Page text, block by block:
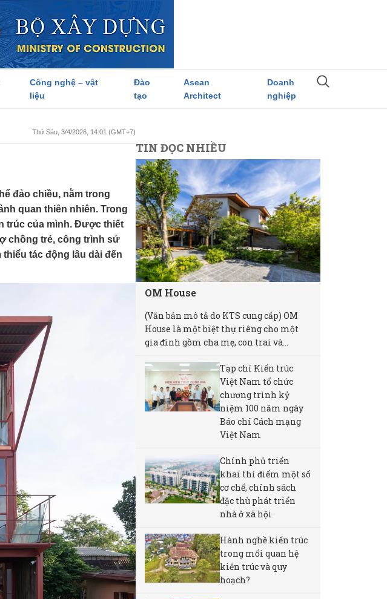
Công nghệ – vật
liệu
Đào
tạo
Asean
Architect
Doanh
nghiệp
Thứ Sáu, 3/4/2026, 14:01 (GMT+7)
đảo chiều, nằm trong
quan thiên nhiên. Trong
​​trúc của mình. Được thiết
chồng trẻ, công trình sử
tác động lâu dài đến
TIN ĐỌC NHIỀU
OM House
(Văn bản mô tả do KTS cung cấp) OM
House là một biệt thự riêng cho một
gia đình gồm cha mẹ, con trai và...
Tạp chí Kiến trúc
Việt Nam tổ chức
chương trình kỷ
niệm 100 năm ngày
Báo chí Cách mạng
Việt Nam
Chính phủ triển
khai thí điểm một số
cơ chế, chính sách
đặc thù phát triển
nhà ở xã hội
Hành nghề kiến trúc
trong mối quan hệ
kiến trúc và quy
hoạch?